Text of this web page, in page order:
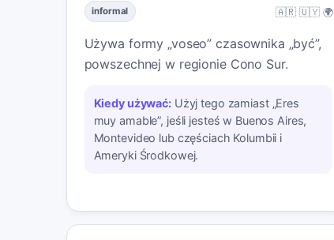
informal 🇦🇷 🇺🇾 🌍
Używa formy „voseo” czasownika „być”,
powszechnej w regionie Cono Sur.
Kiedy używać: Użyj tego zamiast „Eres
muy amable”, jeśli jesteś w Buenos Aires,
Montevideo lub częściach Kolumbii i
Ameryki Środkowej.